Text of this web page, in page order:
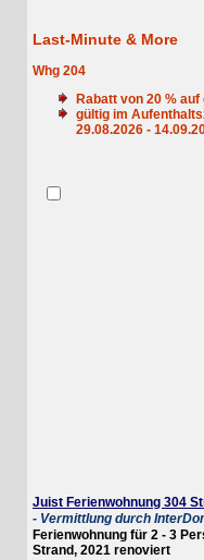
Last-Minute & More
Whg 204
Rabatt von 20% auf den
gültig im
29.08.2026 - 14.09.2026
Juist Ferienwohnung 304
- Vermittlung durch InterDomizil
Ferienwohnung für 2 - 3
Strand, 2021 renoviert